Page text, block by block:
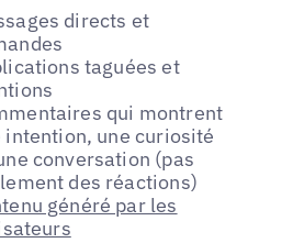
directs et
taguées et
qui montrent
intention, une curiosité
conversation (pas
des réactions)
généré par les